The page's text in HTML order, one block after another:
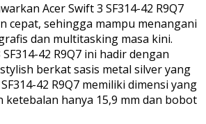
Acer Swift 3 SF314-42 R9Q7
cepat, sehingga mampu menangani
dan multitasking masa kini.
42 R9Q7 ini hadir dengan
berkat sasis metal silver yang
42 R9Q7 memiliki dimensi yang
ketebalan hanya 15,9 mm dan bobot